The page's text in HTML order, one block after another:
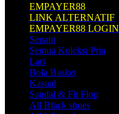
EMPAYER88
LINK ALTERNATIF
EMPAYER88 LOGIN
Sepatu
Semua Koleksi Pria
Lari
Bola Basket
Kasual
Sandal & Fit Flop
All Black shoes